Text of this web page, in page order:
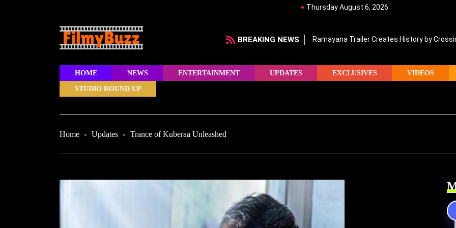
Thursday August 6, 2026
BREAKING NEWS Ramayana Trailer Creates History by
HOME NEWS ENTERTAINMENT UPDATES EXCLUSIVES VIDEOS
STUDIO ROUND UP
Home Updates Trance of Kuberaa Unleashed